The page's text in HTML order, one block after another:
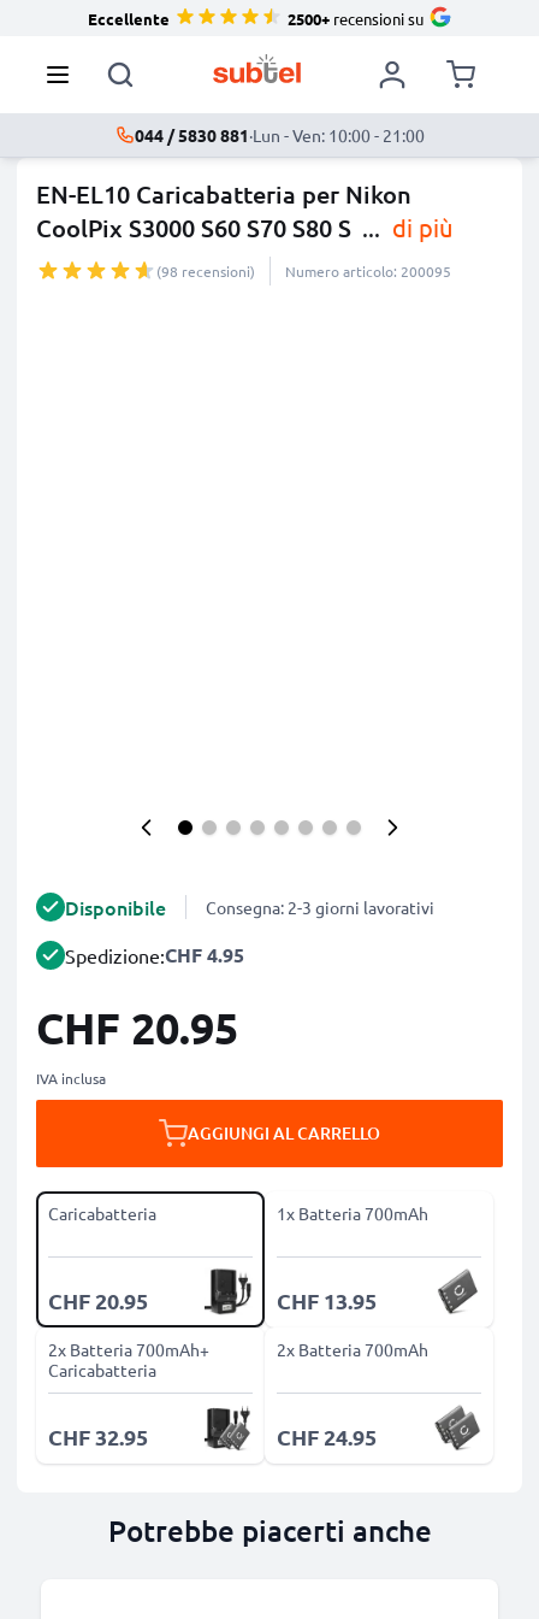
Eccellente 2500+recensioni su
044 / 5830 881·Lun - Ven: 10:00 - 21:00
EN-EL10 Caricabatteria per Nikon
CoolPix S3000 S60 S70 S80 S ... di più
(98 recensioni) Numero articolo: 200095
Disponibile Consegna: 2-3 giorni lavorativi
Spedizione:CHF 4.95
CHF 20.95
IVA inclusa
AGGIUNGI AL CARRELLO
Caricabatteria
CHF 20.95
1x Batteria 700mAh
CHF 13.95
2x Batteria 700mAh+
Caricabatteria
CHF 32.95
2x Batteria 700mAh
CHF 24.95
Potrebbe piacerti anche